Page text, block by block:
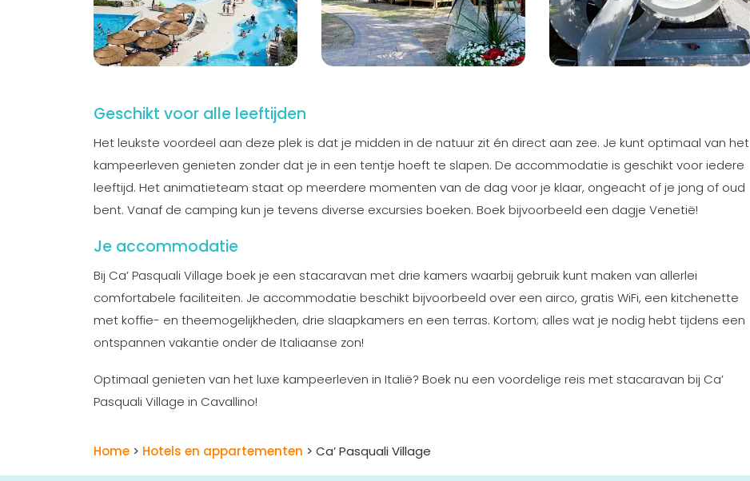
Geschikt voor alle leeftijden
Het leukste voordeel aan deze plek is dat je midden in de natuur zit én direct aan zee. Je kunt optimaal van het
kampeerleven genieten zonder dat je in een tentje hoeft te slapen. De accommodatie is geschikt voor iedere
leeftijd. Het animatieteam staat op meerdere momenten van de dag voor je klaar, ongeacht of je jong of oud
bent. Vanaf de camping kun je tevens diverse excursies boeken. Boek bijvoorbeeld een dagje Venetië!
Je accommodatie
Bij Ca’ Pasquali Village boek je een stacaravan met drie kamers waarbij gebruik kunt maken van allerlei
comfortabele faciliteiten. Je accommodatie beschikt bijvoorbeeld over een airco, gratis WiFi, een kitchenette
met koffie- en theemogelijkheden, drie slaapkamers en een terras. Kortom; alles wat je nodig hebt tijdens een
ontspannen vakantie onder de Italiaanse zon!
Optimaal genieten van het luxe kampeerleven in Italië? Boek nu een voordelige reis met stacaravan bij Ca’
Pasquali Village in Cavallino!
Home > Hotels en appartementen > Ca’ Pasquali Village